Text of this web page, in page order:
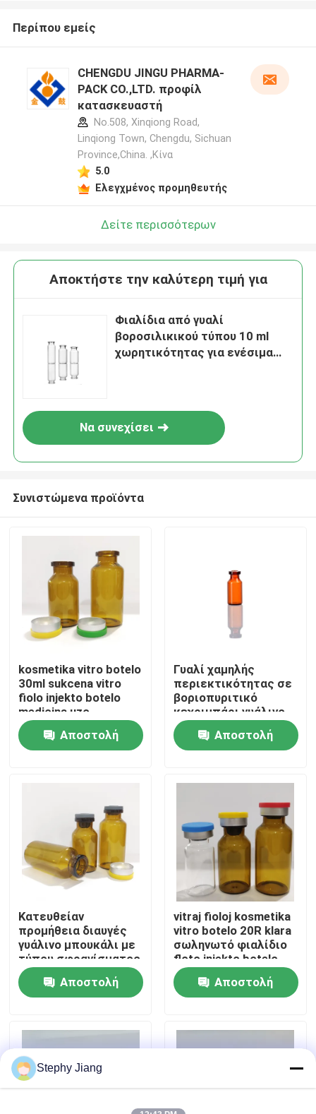
Σπίτι
Προϊόντα
Επισκεψή εργοστασίου
Έλεγχος ποιότητας
Επικοινωνήστε μαζί μας
Ειδήσεις
Βοροπυριτικό Γυάλινο Φιαλίδιο
σωληνοειδή φιαλίδια γυαλιού
Περίπου εμείς
CHENGDU JINGU PHARMA-
PACK CO.,LTD. προφίλ
κατασκευαστή
No.508, Xinqiong Road,
Linqiong Town, Chengdu, Sichuan
Province,China. ,Κίνα
5.0
Ελεγχμένος προμηθευτής
Δείτε περισσότερων
Αποκτήστε την καλύτερη τιμή για
Φιαλίδια από γυαλί
βοροσιλικικού τύπου 10 ml
χωρητικότητας για ενέσιμα
Να συνεχίσει
Συνιστώμενα προϊόντα
kosmetika vitro botelo
30ml sukcena vitro
fiolo injekto botelo
medicina uzo
Αποστολή
Γυαλί χαμηλής
περιεκτικότητας σε
βοριοπυριτικό
κεχριμπάρι γυάλινο
φιαλίδιο 5ml για
φαρμακευτική υγρή
ιατρική χρήση
Αποστολή
Κατευθείαν
προμήθεια διαυγές
γυάλινο μπουκάλι με
τύπου σφραγίσματος
από καουτσούκ
Αποστολή
vitraj fioloj kosmetika
vitro botelo 20R klara
σωληνωτό φιαλίδιο
floto injekto botelo
Αποστολή
Stephy Jiang